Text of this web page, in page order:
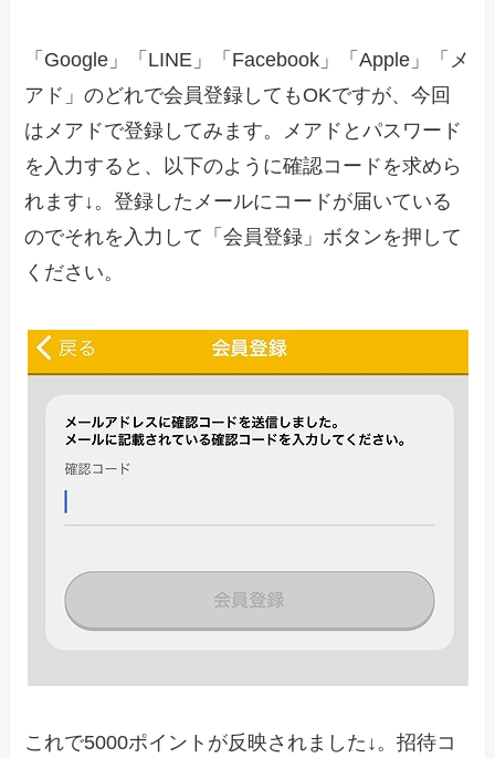
「Google」「LINE」「Facebook」「Apple」「メ
アド」のどれで会員登録してもOKですが、今回
はメアドで登録してみます。メアドとパスワード
を入力すると、以下のように確認コードを求めら
れます↓。登録したメールにコードが届いている
のでそれを入力して「会員登録」ボタンを押して
ください。
これで5000ポイントが反映されました↓。招待コ